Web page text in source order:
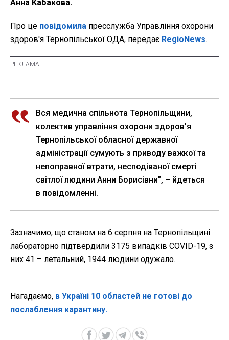
Анна Кабакова.
Про це повідомила пресслужба Управління охорони
здоров'я Тернопільської ОДА, передає RegioNews.
Вся медична спільнота Тернопільщини,
колектив управління охорони здоров’я
Тернопільської обласної державної
адміністрації сумують з приводу важкої та
непоправної втрати, несподіваної смерті
світлої людини Анни Борисівни", – йдеться
в повідомленні.
Зазначимо, що станом на 6 серпня на Тернопільщині
лабораторно підтвердили 3175 випадків COVID-19, з
них 41 – летальний, 1944 людини одужало.
Нагадаємо, в Україні 10 областей не готові до
послаблення карантину.